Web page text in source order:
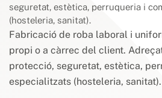
seguretat, estètica, perruqueria i
(hosteleria, sanitat).
Fabricació de roba laboral i
propi o a càrrec del client.
protecció, seguretat, estètica,
especialitzats (hosteleria, sanitat).